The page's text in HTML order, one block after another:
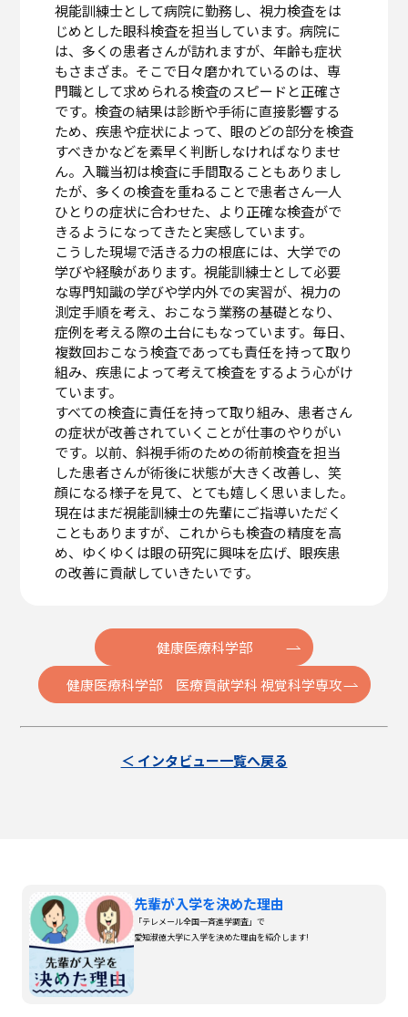
視能訓練士として病院に勤務し、視力検査をは
じめとした眼科検査を担当しています。病院に
は、多くの患者さんが訪れますが、年齢も症状
もさまざま。そこで日々磨かれているのは、専
門職として求められる検査のスピードと正確さ
です。検査の結果は診断や手術に直接影響する
ため、疾患や症状によって、眼のどの部分を検査
すべきかなどを素早く判断しなければなりませ
ん。入職当初は検査に手間取ることもありまし
たが、多くの検査を重ねることで患者さん一人
ひとりの症状に合わせた、より正確な検査がで
きるようになってきたと実感しています。
こうした現場で活きる力の根底には、大学での
学びや経験があります。視能訓練士として必要
な専門知識の学びや学内外での実習が、視力の
測定手順を考え、おこなう業務の基礎となり、
症例を考える際の土台にもなっています。毎日、
複数回おこなう検査であっても責任を持って取り
組み、疾患によって考えて検査をするよう心がけ
ています。
すべての検査に責任を持って取り組み、患者さん
の症状が改善されていくことが仕事のやりがい
です。以前、斜視手術のための術前検査を担当
した患者さんが術後に状態が大きく改善し、笑
顔になる様子を見て、とても嬉しく思いました。
現在はまだ視能訓練士の先輩にご指導いただく
こともありますが、これからも検査の精度を高
め、ゆくゆくは眼の研究に興味を広げ、眼疾患
の改善に貢献していきたいです。
健康医療科学部
健康医療科学部 医療貢献学科 視覚科学専攻
＜ インタビュー一覧へ戻る
先輩が入学を決めた理由
「テレメール全国一斉進学調査」で
愛知淑徳大学に入学を決めた理由を紹介します!